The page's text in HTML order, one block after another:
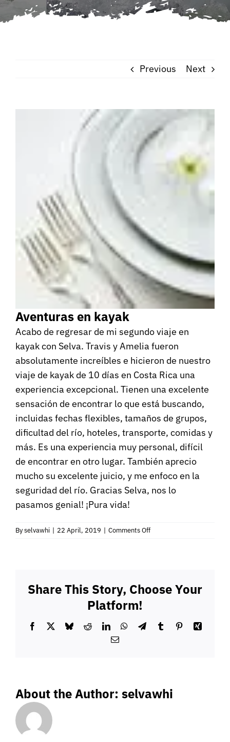
Previous Next
Aventuras en kayak
Acabo de regresar de mi segundo viaje en
kayak con Selva. Travis y Amelia fueron
absolutamente increíbles e hicieron de nuestro
viaje de kayak de 10 días en Costa Rica una
experiencia excepcional. Tienen una excelente
sensación de encontrar lo que está buscando,
incluidas fechas flexibles, tamaños de grupos,
dificultad del río, hoteles, transporte, comidas y
más. Es una experiencia muy personal, difícil
de encontrar en otro lugar. También aprecio
mucho su excelente juicio, y me enfoco en la
seguridad del río. Gracias Selva, nos lo
pasamos genial! ¡Pura vida!
Byselvawhi | 22 April, 2019 | Comments Offon
Share This Story, Choose Your
Platform!
Facebook BlueskyRedditLinkedInWhatsApp
TelegramTumblr PinterestXing
Email
About the Author: selvawhi